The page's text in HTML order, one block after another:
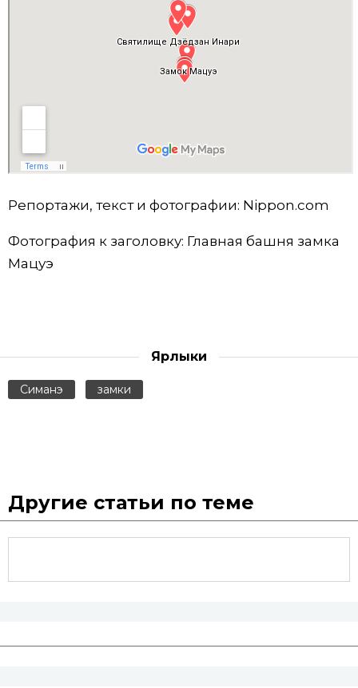
Репортажи, текст и фотографии: Nippon.com
Фотография к заголовку: Главная башня замка
Мацуэ
Ярлыки
Симанэ замки
Другие статьи по теме